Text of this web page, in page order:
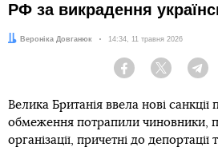
РФ за викрадення
Автор:Вероніка Довганюк Дата:
14:34, 11 травня 2026
Facebook Twitter
Велика Британія ввела нові санкції
обмеження потрапили чиновники,
організації, причетні до депортації